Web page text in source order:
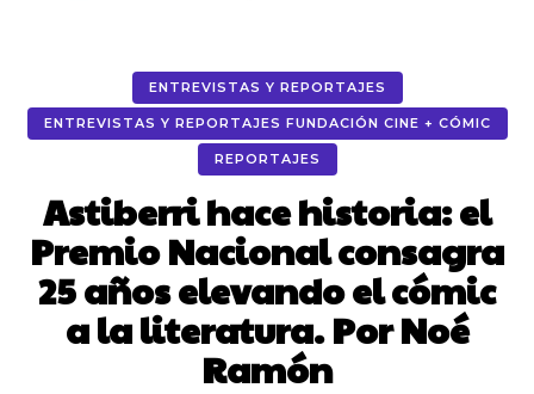
ENTREVISTAS Y REPORTAJES
ENTREVISTAS Y REPORTAJES FUNDACIÓN CINE + CÓMIC
REPORTAJES
Astiberri hace historia: el
Premio Nacional consagra
25 años elevando el cómic
a la literatura. Por Noé
Ramón